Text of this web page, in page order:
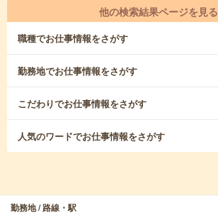
他の検索結果ページを見る
職種でお仕事情報をさがす
勤務地でお仕事情報をさがす
こだわりでお仕事情報をさがす
人気のワードでお仕事情報をさがす
勤務地 / 路線・駅